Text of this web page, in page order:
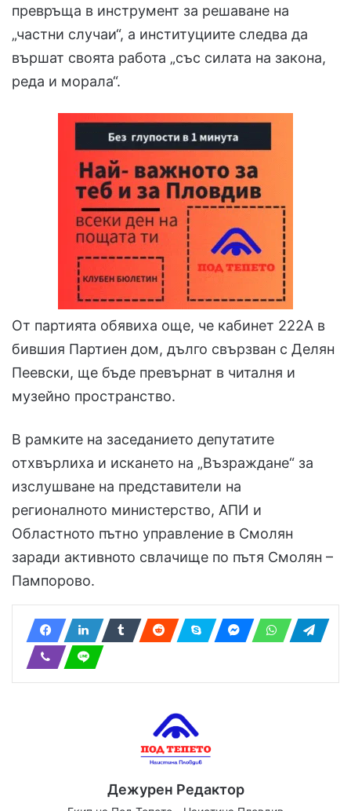
превръща в инструмент за решаване на
„частни случаи“, а институциите следва да
вършат своята работа „със силата на закона,
реда и морала“.
От партията обявиха още, че кабинет 222А в
бившия Партиен дом, дълго свързван с Делян
Пеевски, ще бъде превърнат в читалня и
музейно пространство.
В рамките на заседанието депутатите
отхвърлиха и искането на „Възраждане“ за
изслушване на представители на
регионалното министерство, АПИ и
Областното пътно управление в Смолян
заради активното свлачище по пътя Смолян –
Пампорово.
Дежурен Редактор